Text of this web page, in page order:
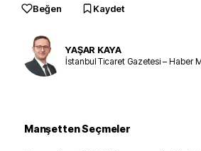
Beğen Kaydet
YAŞAR KAYA
İstanbul Ticaret Gazetesi – Haber
Manşetten Seçmeler